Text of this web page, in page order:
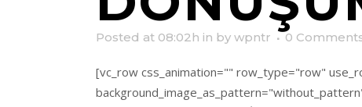
Posted at 08:02h in by wpntr 0
[vc_row css_animation="" row_type="row"